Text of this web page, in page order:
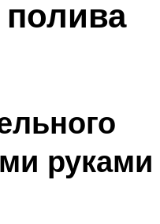
руками